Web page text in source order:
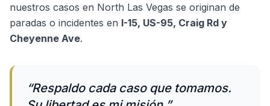
nuestros casos en North Las Vegas se originan de
paradas o incidentes en I-15, US-95, Craig Rd y
Cheyenne Ave.
“Respaldo cada caso que tomamos.